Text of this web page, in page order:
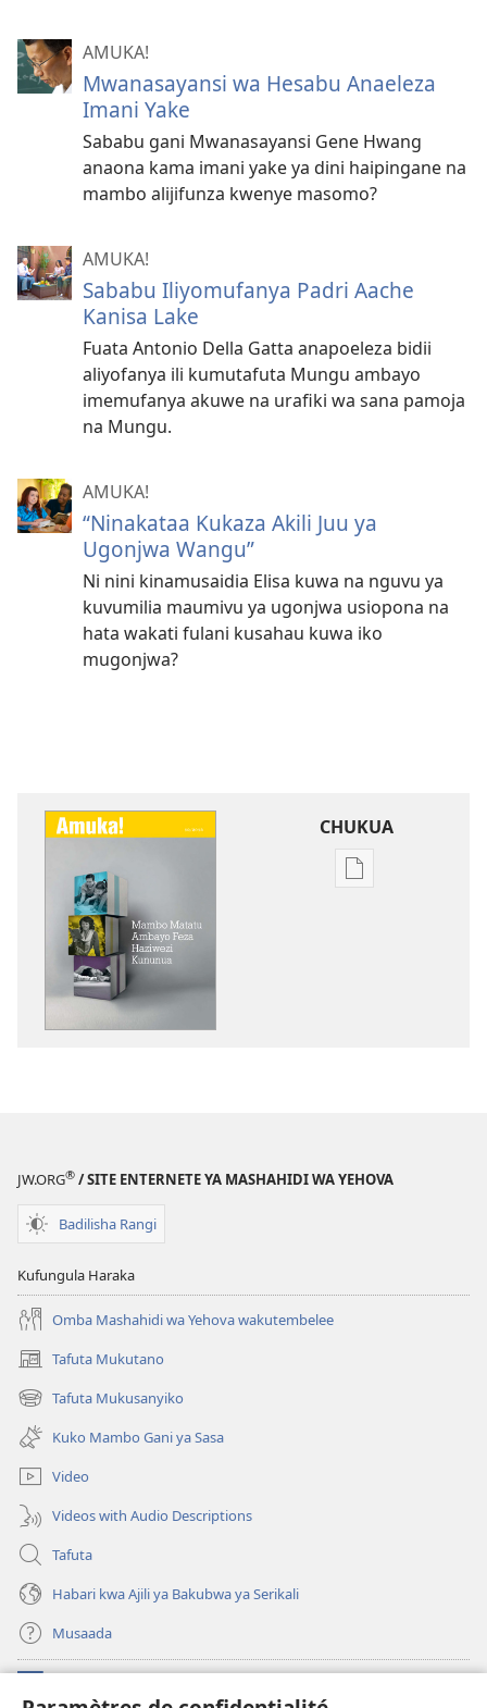
AMUKA!
Mwanasayansi wa Hesabu Anaeleza
Imani Yake
Sababu gani Mwanasayansi Gene Hwang
anaona kama imani yake ya dini haipingane na
mambo alijifunza kwenye masomo?
AMUKA!
Sababu Iliyomufanya Padri Aache
Kanisa Lake
Fuata Antonio Della Gatta anapoeleza bidii
aliyofanya ili kumutafuta Mungu ambayo
imemufanya akuwe na urafiki wa sana pamoja
na Mungu.
AMUKA!
“Ninakataa Kukaza Akili Juu ya
Ugonjwa Wangu”
Ni nini kinamusaidia Elisa kuwa na nguvu ya
kuvumilia maumivu ya ugonjwa usiopona na
hata wakati fulani kusahau kuwa iko
mugonjwa?
CHUKUA
Njia
Feza
JW.ORG® / SITE ENTERNETE YA MASHAHIDI WA YEHOVA
Badilisha Rangi
Kufungula Haraka
Omba Mashahidi wa Yehova wakutembelee
Tafuta Mukutano
(opens
new
window)
Tafuta Mukusanyiko
(opens
new
window)
Kuko Mambo Gani ya Sasa
Video
Videos with Audio Descriptions
Tafuta
Habari kwa Ajili ya Bakubwa ya Serikali
Musaada
(opens